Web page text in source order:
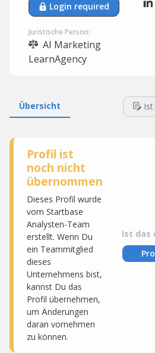
Login required
Juristische Person:
AI Marketing
LearnAgency
Übersicht
Profil ist
noch nicht
übernommen
Dieses Profil wurde
vom Startbase
Analysten-Team
erstellt. Wenn Du
ein Teammitglied
dieses
Unternehmens bist,
kannst Du das
Profil übernehmen,
um Änderungen
daran vornehmen
zu können.
Ist das